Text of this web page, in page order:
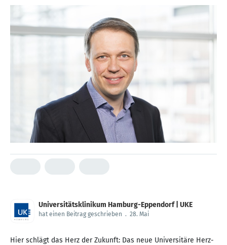
Universitätsklinikum Hamburg-Eppendorf | UKE
hat einen Beitrag geschrieben . 28. Mai
Hier schlägt das Herz der Zukunft: Das neue Universitäre Herz-